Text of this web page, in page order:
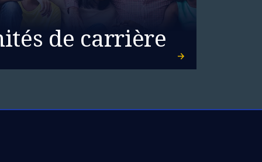
de carrière